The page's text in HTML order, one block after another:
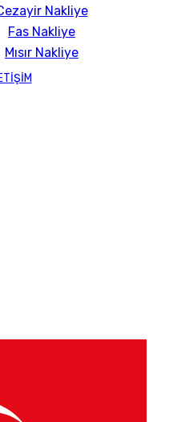
Nakliye
Fas Nakliye
Mısır Nakliye